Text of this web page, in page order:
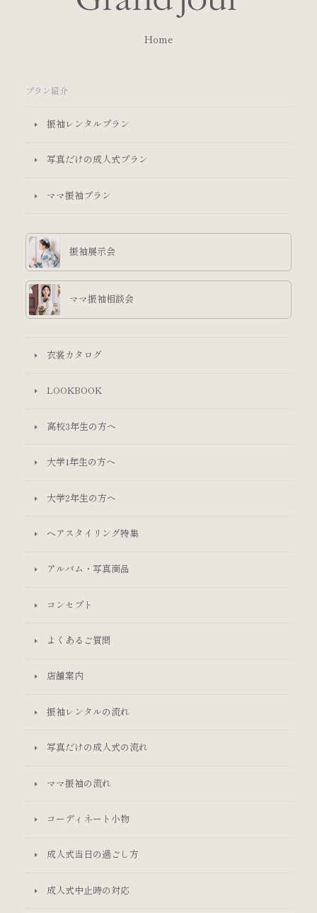
Home
プラン紹介
振袖レンタルプラン
写真だけの成人式プラン
ママ振袖プラン
振袖展示会
ママ振袖相談会
衣裳カタログ
LOOKBOOK
高校3年生の方へ
大学1年生の方へ
大学2年生の方へ
ヘアスタイリング特集
アルバム・写真商品
コンセプト
よくあるご質問
店舗案内
振袖レンタルの流れ
写真だけの成人式の流れ
ママ振袖の流れ
コーディネート小物
成人式当日の過ごし方
成人式中止時の対応